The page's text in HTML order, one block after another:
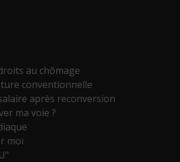
au chômage
conventionnelle
après reconversion
ma voie ?
moi